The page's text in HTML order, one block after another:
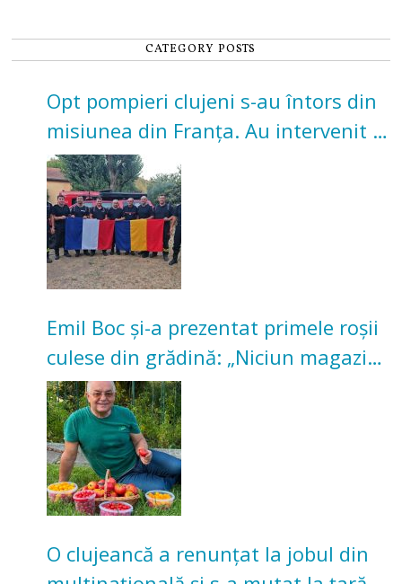
CATEGORY POSTS
Opt pompieri clujeni s-au întors din
misiunea din Franța. Au intervenit la
incendii de vegetație și pădure
Emil Boc și-a prezentat primele roșii
culese din grădină: „Niciun magazin
nu poate oferi această satisfacție”
O clujeancă a renunțat la jobul din